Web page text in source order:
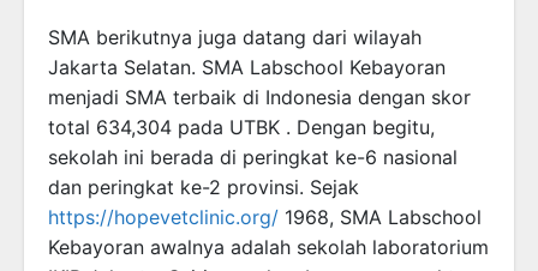
SMA berikutnya juga datang dari wilayah
Jakarta Selatan. SMA Labschool Kebayoran
menjadi SMA terbaik di Indonesia dengan skor
total 634,304 pada UTBK . Dengan begitu,
sekolah ini berada di peringkat ke-6 nasional
dan peringkat ke-2 provinsi. Sejak
https://hopevetclinic.org/ 1968, SMA Labschool
Kebayoran awalnya adalah sekolah laboratorium